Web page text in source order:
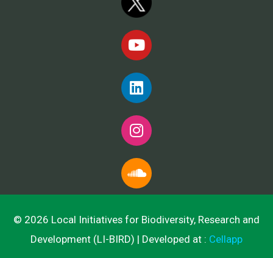
© 2026 Local Initiatives for Biodiversity, Research and
Development (LI-BIRD) | Developed at : Cellapp